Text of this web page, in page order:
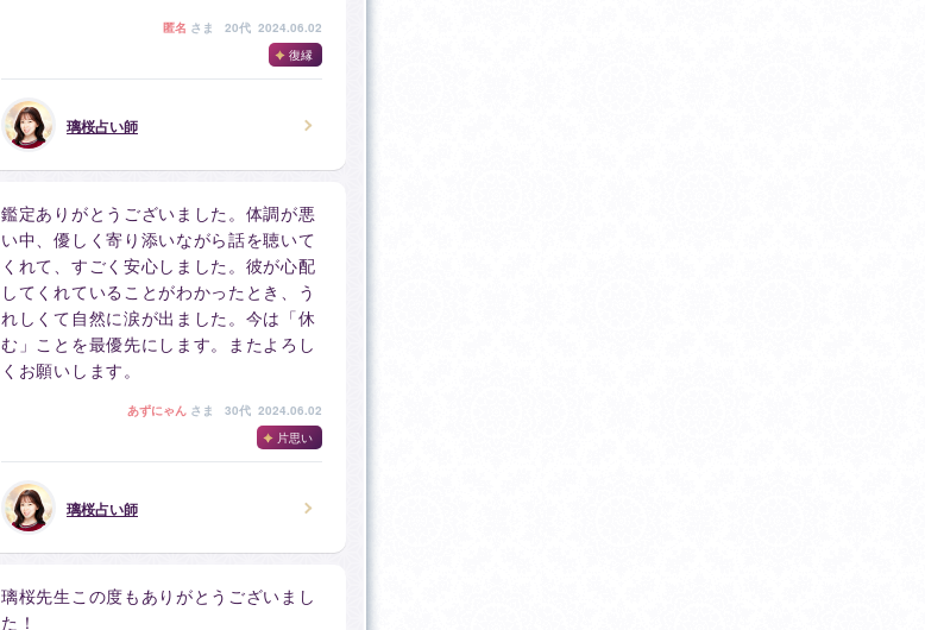
匿名 さま
20代 2024.06.02
復縁
璃桜占い師
鑑定ありがとうございました。体調が悪
い中、優しく寄り添いながら話を聴いて
くれて、すごく安心しました。彼が心配
してくれていることがわかったとき、う
れしくて自然に涙が出ました。今は「休
む」ことを最優先にします。またよろし
くお願いします。
あずにゃん さま
30代 2024.06.02
片思い
璃桜占い師
璃桜先生この度もありがとうございまし
た！